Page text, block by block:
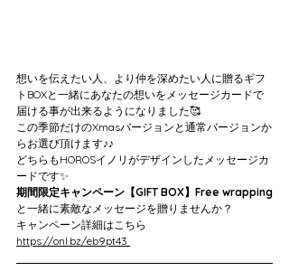
想いを伝えたい人、より仲を深めたい人に贈るギフ
トBOXと一緒にあなたの想いをメッセージカードで
届ける事が出来るようになりました🥰
この季節だけのXmasバージョンと通常バージョンか
らお選び頂けます♪♪
どちらもHOROSイノリがデザインしたメッセージカ
ードです✨
期間限定キャンペーン【GIFT BOX】Free wrapping
と一緒に素敵なメッセージを贈りませんか？
キャンペーン詳細はこちら
https://onl.bz/eb9pt43